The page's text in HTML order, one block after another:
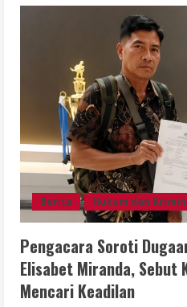
Berita Hukum dan
Pengacara Soroti
Elisabet Miranda, Sebut
Mencari Keadilan